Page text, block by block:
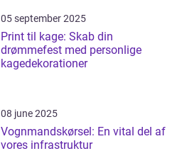
05 september 2025
Print til kage: Skab din
drømmefest med personlige
kagedekorationer
08 june 2025
Vognmandskørsel: En vital del af
vores infrastruktur